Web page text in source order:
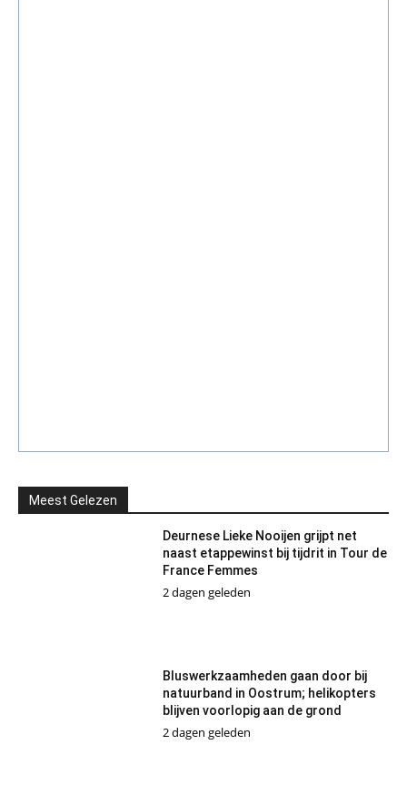
Meest Gelezen
Deurnese Lieke Nooijen grijpt net
naast etappewinst bij tijdrit in Tour de
France Femmes
2 dagen geleden
Bluswerkzaamheden gaan door bij
natuurband in Oostrum; helikopters
blijven voorlopig aan de grond
2 dagen geleden